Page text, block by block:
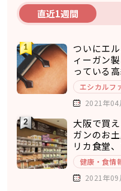
直近1週間
ついにエ
ィーガン
っている
選エシカルフ
2021年04
大阪で買
ガンのお
リカ食堂
ひねもす
健康・食情
2021年09